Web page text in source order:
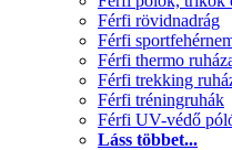
Férfi rövidnadrág
Férfi
Férfi thermo
Férfi trekking
Férfi tréningruhák
Férfi UV-védő
Láss többet...